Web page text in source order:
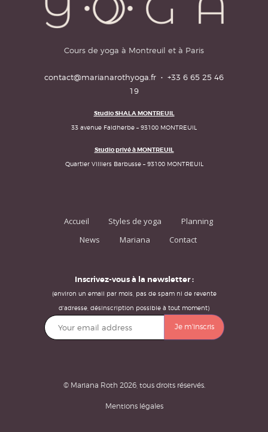
Cours de yoga à Montreuil et à Paris
contact@marianarothyoga.fr · +33 6 65 25 46
19
Studio SHALA MONTREUIL
33 avenue Faidherbe – 93100 MONTREUIL
Studio privé à MONTREUIL
Quartier Villiers Barbusse – 93100 MONTREUIL
Accueil Styles de yoga
Planning
News
Mariana Contact
Inscrivez-vous à la newsletter :
(environ un email par mois, pas de spam ni de revente
d'adresse, désinscription possible à tout moment)
© Mariana Roth 2026, tous droits réservés.
Mentions légales